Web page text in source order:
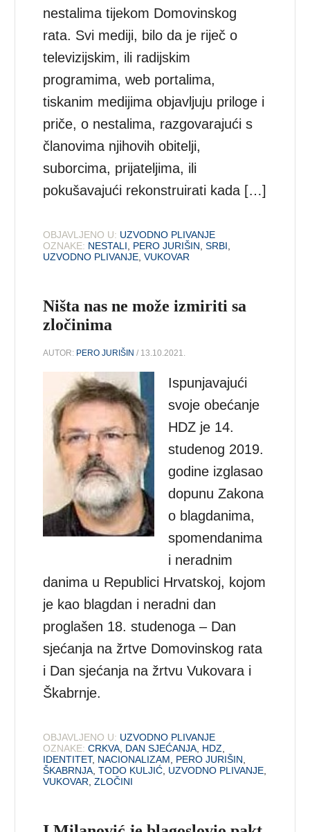
nestalima tijekom Domovinskog
rata. Svi mediji, bilo da je riječ o
televizijskim, ili radijskim
programima, web portalima,
tiskanim medijima objavljuju priloge i
priče, o nestalima, razgovarajući s
članovima njihovih obitelji,
suborcima, prijateljima, ili
pokušavajući rekonstruirati kada […]
OBJAVLJENO U: UZVODNO PLIVANJE
OZNAKE: NESTALI PERO JURIŠIN ,SRBI
UZVODNO PLIVANJE ,VUKOVAR
Ništa nas ne može izmiriti sa
zločinima
AUTOR: PERO JURIŠIN / 13.10.2021.
Ispunjavajući
svoje obećanje
HDZ je 14.
studenog 2019.
godine izglasao
dopunu Zakona
o blagdanima,
spomendanima
i neradnim
danima u Republici Hrvatskoj, kojom
je kao blagdan i neradni dan
proglašen 18. studenoga – Dan
sjećanja na žrtve Domovinskog rata
i Dan sjećanja na žrtvu Vukovara i
Škabrnje.
OBJAVLJENO U: UZVODNO PLIVANJE
OZNAKE: CRKVA DAN SJEĆANJA HDZ
IDENTITET, NACIONALIZAM PERO JURIŠIN
ŠKABRNJA ,TODO KULJIĆ UZVODNO PLIVANJE
VUKOVAR ,ZLOČINI